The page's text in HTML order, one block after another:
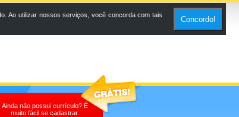
Ainda não possui currículo? É
muito fácil se cadastrar.
Ao utilizar nossos serviços, você concorda com tais
Concordo!